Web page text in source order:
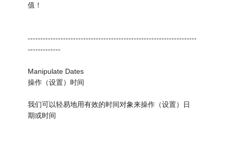
值！
-------------------------------------------------------------------
-------------
Manipulate Dates
操作（设置）时间
我们可以轻易地用有效的时间对象来操作（设置）日
期或时间